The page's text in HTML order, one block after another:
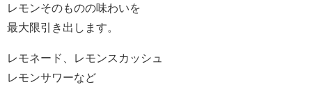
レモンそのものの味わいを
最大限引き出します。
レモネード、レモンスカッシュ
レモンサワーなど